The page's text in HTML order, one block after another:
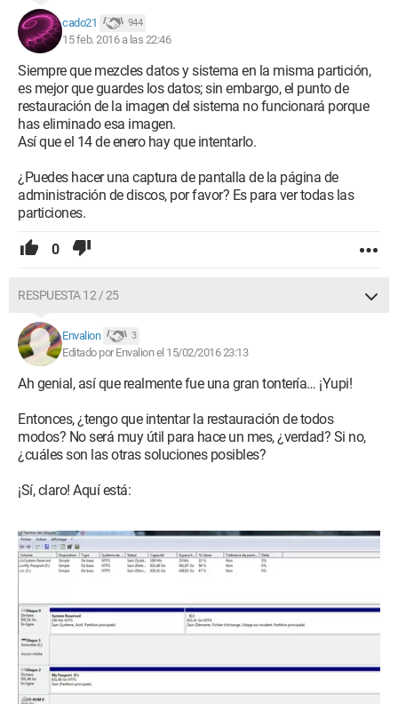
cado21 944
15 feb. 2016 a las 22:46
Siempre que mezcles datos y sistema en la misma partición,
es mejor que guardes los datos; sin embargo, el punto de
restauración de la imagen del sistema no funcionará porque
has eliminado esa imagen.
Así que el 14 de enero hay que intentarlo.
¿Puedes hacer una captura de pantalla de la página de
administración de discos, por favor? Es para ver todas las
particiones.
0
RESPUESTA 12 / 25
Envalion 3
Editado por Envalion el 15/02/2016 23:13
Ah genial, así que realmente fue una gran tontería… ¡Yupi!
Entonces, ¿tengo que intentar la restauración de todos
modos? No será muy útil para hace un mes, ¿verdad? Si no,
¿cuáles son las otras soluciones posibles?
¡Sí, claro! Aquí está: